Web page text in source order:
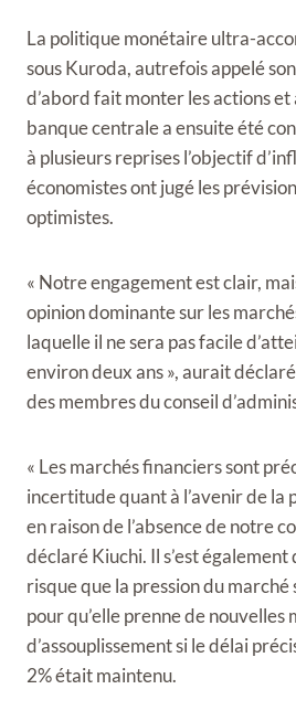
La politique monétaire ultra-
sous Kuroda, autrefois appelé
d’abord fait monter les actions
banque centrale a ensuite été
à plusieurs reprises l’objectif
économistes ont jugé les
optimistes.
« Notre engagement est clair,
opinion dominante sur les
laquelle il ne sera pas facile
environ deux ans », aurait
des membres du conseil
« Les marchés financiers sont
incertitude quant à l’avenir de
en raison de l’absence de notre
déclaré Kiuchi. Il s’est
risque que la pression du marché
pour qu’elle prenne de nouvelles
d’assouplissement si le délai
2% était maintenu.